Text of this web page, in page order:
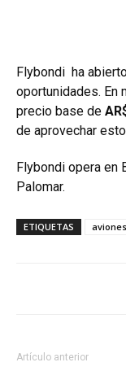
Flybondi ha
oportunidades. En
precio base de
de aprovechar
Flybondi opera en
Palomar.
ETIQUETAS aviones
Artículo anterior